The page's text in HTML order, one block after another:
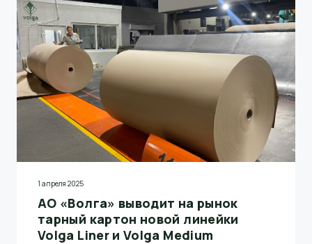
1 апреля 2025
АО «Волга» выводит на рынок
тарный картон новой линейки
Volga Liner и Volga Medium